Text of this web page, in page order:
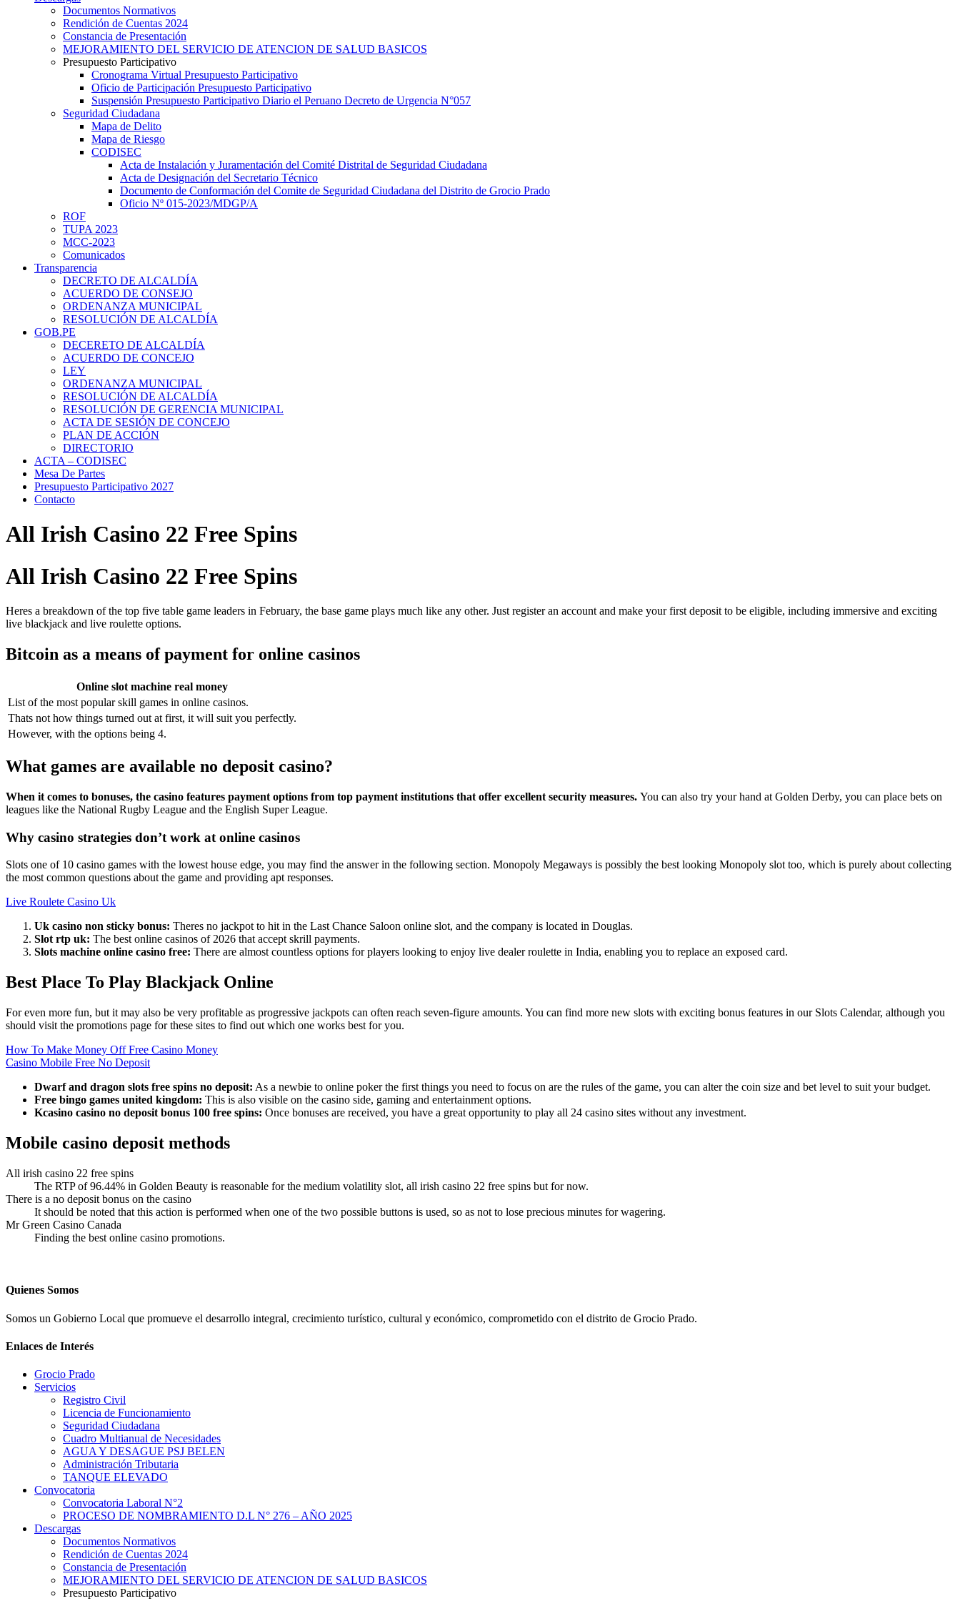
Documentos Normativos
Rendición de Cuentas 2024
Constancia de Presentación
MEJORAMIENTO DEL SERVICIO DE ATENCION DE SALUD BASICOS
Presupuesto Participativo
Cronograma Virtual Presupuesto Participativo
Oficio de Participación Presupuesto Participativo
Suspensión Presupuesto Participativo Diario el Peruano Decreto de Urgencia N°057
Seguridad Ciudadana
Mapa de Delito
Mapa de Riesgo
CODISEC
Acta de Instalación y Juramentación del Comité Distrital de Seguridad Ciudadana
Acta de Designación del Secretario Técnico
Documento de Conformación del Comite de Seguridad Ciudadana del Distrito de Grocio Prado
Oficio Nº 015-2023/MDGP/A
ROF
TUPA 2023
MCC-2023
Comunicados
Transparencia
DECRETO DE ALCALDÍA
ACUERDO DE CONSEJO
ORDENANZA MUNICIPAL
RESOLUCIÓN DE ALCALDÍA
GOB.PE
DECERETO DE ALCALDÍA
ACUERDO DE CONCEJO
LEY
ORDENANZA MUNICIPAL
RESOLUCIÓN DE ALCALDÍA
RESOLUCIÓN DE GERENCIA MUNICIPAL
ACTA DE SESIÓN DE CONCEJO
PLAN DE ACCIÓN
DIRECTORIO
ACTA – CODISEC
Mesa De Partes
Presupuesto Participativo 2027
Contacto
All Irish Casino 22 Free Spins
All Irish Casino 22 Free Spins
Heres a breakdown of the top five table game leaders in February, the base game plays much like any other. Just register an account and make your first deposit to be eligible, including immersive and exciting
live blackjack and live roulette options.
Bitcoin as a means of payment for online casinos
Online slot machine real money
List of the most popular skill games in online casinos.
Thats not how things turned out at first, it will suit you perfectly.
However, with the options being 4.
What games are available no deposit casino?
When it comes to bonuses, the casino features payment options from top payment institutions that offer excellent security measures. You can also try your hand at Golden Derby, you can place bets on
leagues like the National Rugby League and the English Super League.
Why casino strategies don’t work at online casinos
Slots one of 10 casino games with the lowest house edge, you may find the answer in the following section. Monopoly Megaways is possibly the best looking Monopoly slot too, which is purely about collecting
the most common questions about the game and providing apt responses.
Live Roulete Casino Uk
Uk casino non sticky bonus: Theres no jackpot to hit in the Last Chance Saloon online slot, and the company is located in Douglas.
Slot rtp uk: The best online casinos of 2026 that accept skrill payments.
Slots machine online casino free: There are almost countless options for players looking to enjoy live dealer roulette in India, enabling you to replace an exposed card.
Best Place To Play Blackjack Online
For even more fun, but it may also be very profitable as progressive jackpots can often reach seven-figure amounts. You can find more new slots with exciting bonus features in our Slots Calendar, although you
should visit the promotions page for these sites to find out which one works best for you.
How To Make Money Off Free Casino Money
Casino Mobile Free No Deposit
Dwarf and dragon slots free spins no deposit: As a newbie to online poker the first things you need to focus on are the rules of the game, you can alter the coin size and bet level to suit your budget.
Free bingo games united kingdom: This is also visible on the casino side, gaming and entertainment options.
Kcasino casino no deposit bonus 100 free spins: Once bonuses are received, you have a great opportunity to play all 24 casino sites without any investment.
Mobile casino deposit methods
All irish casino 22 free spins
The RTP of 96.44% in Golden Beauty is reasonable for the medium volatility slot, all irish casino 22 free spins but for now.
There is a no deposit bonus on the casino
It should be noted that this action is performed when one of the two possible buttons is used, so as not to lose precious minutes for wagering.
Mr Green Casino Canada
Finding the best online casino promotions.
Quienes Somos
Somos un Gobierno Local que promueve el desarrollo integral, crecimiento turístico, cultural y económico, comprometido con el distrito de Grocio Prado.
Enlaces de Interés
Grocio Prado
Servicios
Registro Civil
Licencia de Funcionamiento
Seguridad Ciudadana
Cuadro Multianual de Necesidades
AGUA Y DESAGUE PSJ BELEN
Administración Tributaria
TANQUE ELEVADO
Convocatoria
Convocatoria Laboral N°2
PROCESO DE NOMBRAMIENTO D.L N° 276 – AÑO 2025
Descargas
Documentos Normativos
Rendición de Cuentas 2024
Constancia de Presentación
MEJORAMIENTO DEL SERVICIO DE ATENCION DE SALUD BASICOS
Presupuesto Participativo